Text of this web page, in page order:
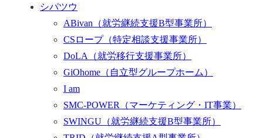
シパツウ
ABivan （就労継続支援B型事業所）
CSロープ（特定相談支援事業所）
DoLA
（就労移行支援事業所）
GiOhome （自立型グループホーム）
I am
SMC-POWER
（マーケティング・IT事業）
SWINGU （就労継続支援B型事業所）